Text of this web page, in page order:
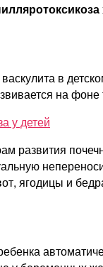
в
на
у детей
развития
ягодицы и